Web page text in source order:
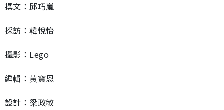
撰文：邱巧嵐
採訪：韓悅怡
攝影：Lego
編輯：黃寶恩
設計：梁政敏